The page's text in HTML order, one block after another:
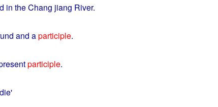
in the Chang jiang River.
and aparticiple.
participle.
die'